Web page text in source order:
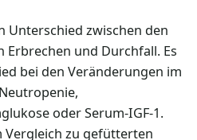
Unterschied zwischen den
Erbrechen und Durchfall. Es
bei den Veränderungen im
oder Serum-IGF-1.
zu gefütterten